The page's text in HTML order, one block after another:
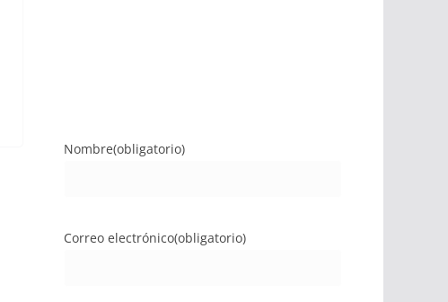
Nombre(obligatorio)
Correo electrónico(obligatorio)